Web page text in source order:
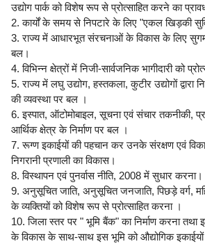
उद्योग पार्क को विशेष रूप से प्रोत्साहित करने का
2. कार्यों के समय से निपटारे के लिए "एकल खिड़की
3. राज्य में आधारभूत संरचनाओं के विकास के लिए सुगम
बल।
4. विभिन्न क्षेत्रों में निजी-सार्वजनिक भागीदारी को
5. राज्य में लघु उद्योग, हस्तकला, कुटीर उद्योगों द्वारा
की व्यवस्था पर बल ।
6. इस्पात, ऑटोमोबाइल, सूचना एवं संचार तकनीकी,
आर्थिक क्षेत्र के निर्माण पर बल ।
7. रूग्ण इकाईयों की पहचान कर उनके संरक्षण एवं
निगरानी प्रणाली का विकास।
8. विस्थापन एवं पुनर्वास नीति, 2008 में सुधार करना।
9. अनुसूचित जाति, अनुसूचित जनजाति, पिछड़े वर्ग,
के व्यक्तियों को विशेष रूप से प्रोत्साहित करना ।
10. जिला स्तर पर " भूमि बैंक" का निर्माण करना
के विकास के साथ-साथ इस भूमि को औद्योगिक